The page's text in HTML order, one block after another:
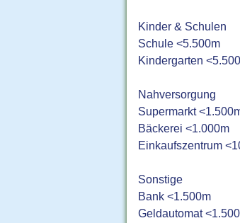
Kinder & Schulen
Schule <5.500m
Kindergarten
Nahversorgung
Supermarkt
Bäckerei <1.000m
Einkaufszentrum
Sonstige
Bank <1.500m
Geldautomat